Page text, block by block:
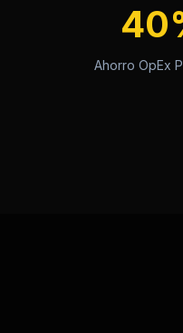
Ahorro OpEx